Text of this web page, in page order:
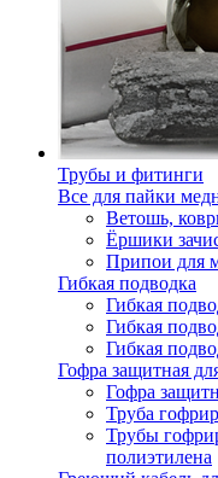
Трубы и фитинги
Все для пайки
Ветошь,
Ёршики
Припои для
Гибкая подводка
Гибкая
Гибкая
Гибкая
Гофра защитная
Гофра
Труба
Трубы
полиэтилена